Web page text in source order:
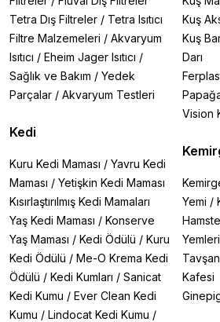
Tetra Dış Filtreler / Tetra Isıtıcı
Filtre Malzemeleri / Akvaryum
Isıtıcı / Eheim Jager Isıtıcı /
Sağlık ve Bakım / Yedek
Parçalar / Akvaryum Testleri
Kedi
Kuru Kedi Maması / Yavru Kedi
Maması / Yetişkin Kedi Maması
Kısırlaştırılmış Kedi Mamaları
Yaş Kedi Maması / Konserve
Yaş Maması / Kedi Ödülü / Kuru
Kedi Ödülü / Me-O Krema Kedi
Ödülü / Kedi Kumları / Sanicat
Kedi Kumu / Ever Clean Kedi
Kumu / Lindocat Kedi Kumu /
Kuş
Kuş
Darı
Vision
Yemi /
Yemleri
Kafesi